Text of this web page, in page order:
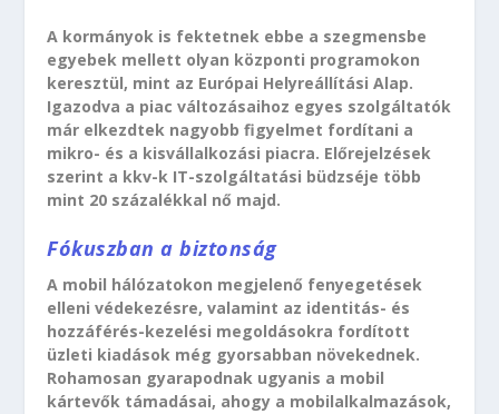
A kormányok is fektetnek ebbe a szegmensbe
egyebek mellett olyan központi programokon
keresztül, mint az Európai Helyreállítási Alap.
Igazodva a piac változásaihoz egyes szolgáltatók
már elkezdtek nagyobb figyelmet fordítani a
mikro- és a kisvállalkozási piacra. Előrejelzések
szerint a kkv-k IT-szolgáltatási büdzséje több
mint 20 százalékkal nő majd.
Fókuszban a biztonság
A mobil hálózatokon megjelenő fenyegetések
elleni védekezésre, valamint az identitás- és
hozzáférés-kezelési megoldásokra fordított
üzleti kiadások még gyorsabban növekednek.
Rohamosan gyarapodnak ugyanis a mobil
kártevők támadásai, ahogy a mobilalkalmazások,